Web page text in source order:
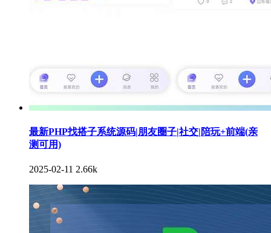
最新PHP找搭子系统源码|朋友圈子|社交|陪玩+前端(亲
测可用)
2025-02-11 2.66k